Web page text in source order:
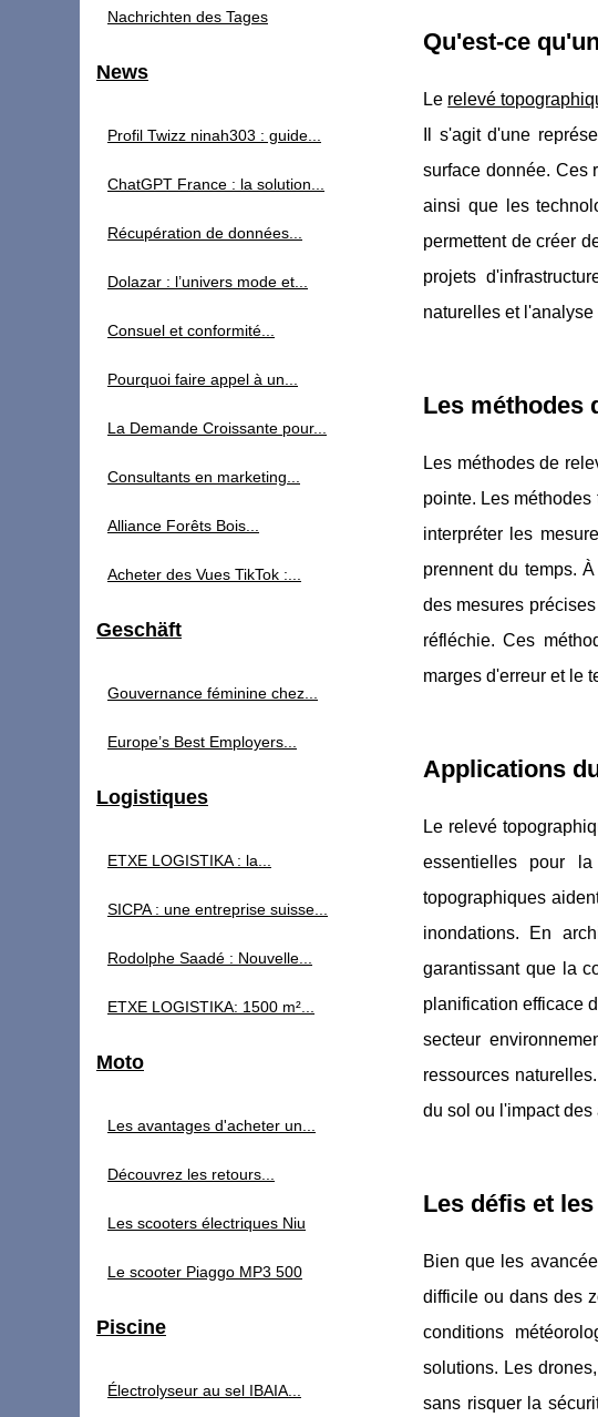
Qu'est-ce
Le relevé
Il s'agit d'une
surface donnée. Ces
ainsi que les
permettent de créer
projets
naturelles et
Les méthodes
Les méthodes de
pointe. Les
interpréter les
prennent du temps.
des mesures
réfléchie. Ces
marges d'erreur et le
Applications
Le relevé
essentielles pour
topographiques
inondations. En
garantissant que la
planification efficace
secteur
ressources
du sol ou l'impact
Les défis et
Bien que les
difficile ou dans des
conditions
solutions. Les
sans risquer la
Nachrichten des Tages
News
Profil Twizz ninah303 : guide...
ChatGPT France : la solution...
Récupération de données...
Dolazar : l’univers mode et...
Consuel et conformité...
Pourquoi faire appel à un...
La Demande Croissante pour...
Consultants en marketing...
Alliance Forêts Bois...
Acheter des Vues TikTok :...
Geschäft
Gouvernance féminine chez...
Europe’s Best Employers...
Logistiques
ETXE LOGISTIKA : la...
SICPA : une entreprise suisse...
Rodolphe Saadé : Nouvelle...
ETXE LOGISTIKA: 1500 m²...
Moto
Les avantages d'acheter un...
Découvrez les retours...
Les scooters électriques Niu
Le scooter Piaggo MP3 500
Piscine
Électrolyseur au sel IBAIA...